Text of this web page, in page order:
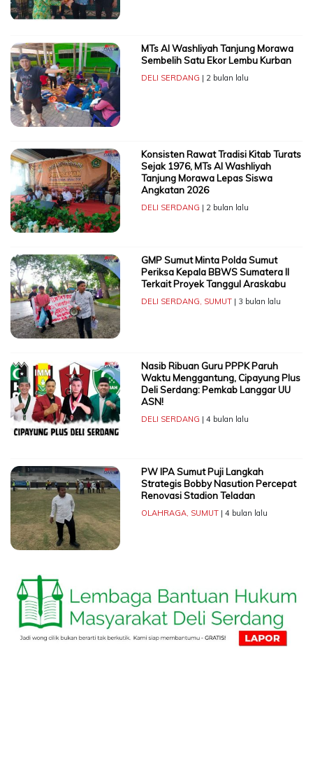
MTs Al Washliyah Tanjung Morawa
Sembelih Satu Ekor Lembu Kurban
DELI SERDANG | 2 bulan lalu
Konsisten Rawat Tradisi Kitab Turats
Sejak 1976, MTs Al Washliyah
Tanjung Morawa Lepas Siswa
Angkatan 2026
DELI SERDANG | 2 bulan lalu
GMP Sumut Minta Polda Sumut
Periksa Kepala BBWS Sumatera II
Terkait Proyek Tanggul Araskabu
DELI SERDANG, SUMUT| 3 bulan lalu
Nasib Ribuan Guru PPPK Paruh
Waktu Menggantung, Cipayung Plus
Deli Serdang: Pemkab Langgar UU
ASN!
DELI SERDANG | 4 bulan lalu
PW IPA Sumut Puji Langkah
Strategis Bobby Nasution Percepat
Renovasi Stadion Teladan
OLAHRAGA, SUMUT| 4 bulan lalu